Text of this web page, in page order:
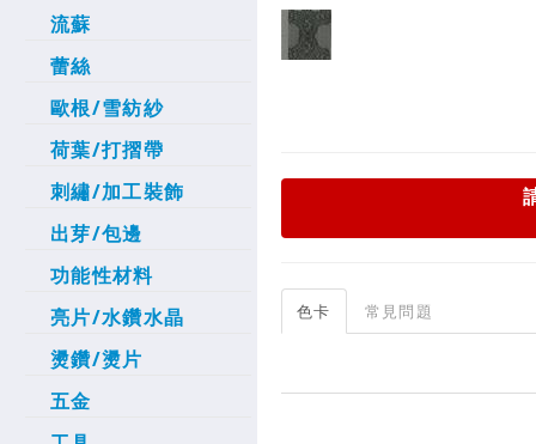
流蘇
蕾絲
歐根/雪紡紗
荷葉/打摺帶
刺繡/加工裝飾
出芽/包邊
功能性材料
亮片/水鑽水晶
燙鑽/燙片
五金
色卡 常見問題